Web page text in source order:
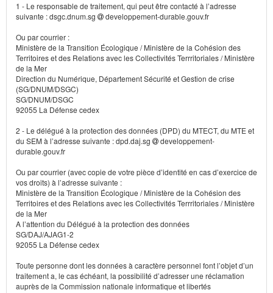
1 - Le responsable de traitement, qui peut être contacté à l’adresse
suivante : dsgc.dnum.sg
developpement-durable.gouv.fr
Ou par courrier :
Ministère de la Transition Écologique / Ministère de la Cohésion des
Territoires et des Relations avec les Collectivités Terrritoriales / Ministère
de la Mer
Direction du Numérique, Département Sécurité et Gestion de crise
(SG/DNUM/DSGC)
SG/DNUM/DSGC
92055 La Défense cedex
2 - Le délégué à la protection des données (DPD) du MTECT, du MTE et
du SEM à l’adresse suivante : dpd.daj.sg
developpement-
durable.gouv.fr
Ou par courrier (avec copie de votre pièce d’identité en cas d’exercice de
vos droits) à l’adresse suivante :
Ministère de la Transition Écologique / Ministère de la Cohésion des
Territoires et des Relations avec les Collectivités Terrritoriales / Ministère
de la Mer
A l’attention du Délégué à la protection des données
SG/DAJ/AJAG1-2
92055 La Défense cedex
Toute personne dont les données à caractère personnel font l’objet d’un
traitement a, le cas échéant, la possibilité d’adresser une réclamation
auprès de la Commission nationale informatique et libertés